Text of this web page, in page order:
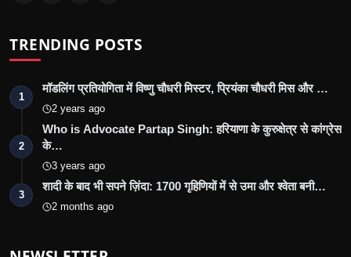
TRENDING POSTS
1
मॉडलिंग प्रतियोगिता में विष्णु चौधरी मिस्टर, प्रियंका चौधरी मिस और …
2 years ago
2
Who is Advocate Partap Singh: हरियाणा के कुरुक्षेत्र से कांग्रेस
के…
3 years ago
3
शादी के बाद भी सपने ज़िंदा: 1700 गृहिणियों में से उमा और श्वेता बनी…
2 months ago